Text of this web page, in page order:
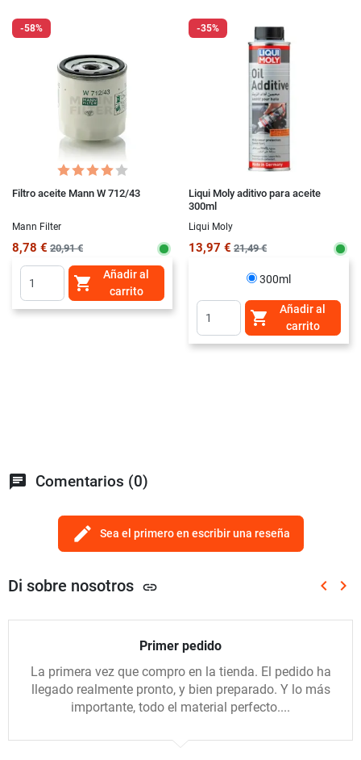
-58%
Filtro aceite Mann W 712/43
Mann Filter
8,78 € 20,91 €

Añadir al
carrito
-35%
Liqui Moly aditivo para aceite
300ml
Liqui Moly
13,97 € 21,49 €
300ml

Añadir al
carrito
chat Comentarios (0)
edit Sea el primero en escribir una reseña
Di sobre nosotros link keyboard_arrow_left keyboard_arrow_right
Primer pedido
La primera vez que compro en la tienda. El pedido ha
llegado realmente pronto, y bien preparado. Y lo más
importante, todo el material perfecto....